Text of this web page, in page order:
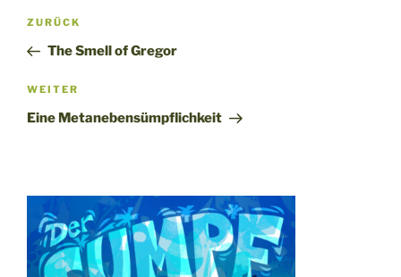
Beitragsnavigation
Vorheriger
Beitrag
ZURÜCK
The Smell of Gregor
Nächster
Beitrag
WEITER
Eine Metanebensümpflichkeit